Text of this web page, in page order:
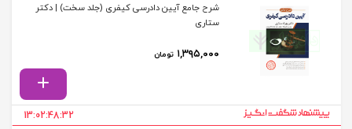
شرح جامع آیین دادرسی کیفری (جلد سخت) | دکتر
ستاری
۱,۳۹۵,۰۰۰ تومان
13:02:48:32